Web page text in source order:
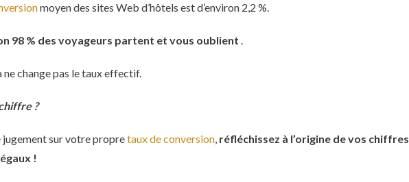
moyen des sites Web d’hôtels est d’environ 2,2 %.
98 % des voyageurs partent et vous oublient .
change pas le taux effectif.
?
sur votre propretaux de conversion, réfléchissez à l’origine de vos chiffres
!